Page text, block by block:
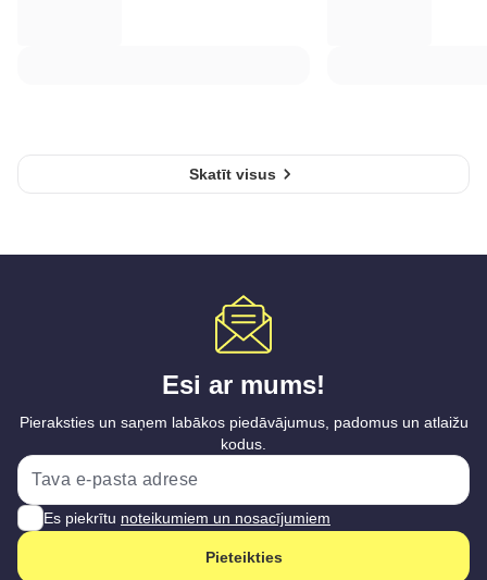
Skatīt visus
Esi ar mums!
Pieraksties un saņem labākos piedāvājumus, padomus un atlaižu
kodus.
Es piekrītu noteikumiem un nosacījumiem
Pieteikties